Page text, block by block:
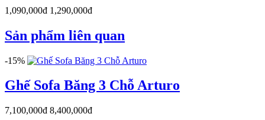
1,090,000đ 1,290,000đ
Sản phẩm liên quan
-15%
Ghế Sofa Băng 3 Chỗ Arturo
7,100,000đ 8,400,000đ